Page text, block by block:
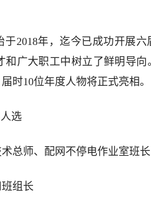
2018年，迄今已成功开展六
和广大职工中树立了鲜明导向
时10位年度人物将正式亮相。
选
总师、配网不停电作业室班长
组长